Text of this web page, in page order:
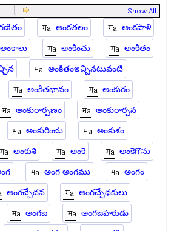
Show All
అంకతలం
అంకపాళి
అంకాలు అంకించు
అంకితం
అంకితంఇచ్చినటువంటి
అంకితభావం
అంకురం
అంకురార్పణం
అంకురార్పన
అంకురించు
అంకుశం
అంకుశి అంకె
అంకెగొను
అంగ అంగము
అంగం
అంగచ్చేదన
అంగచ్చేధకులు
అంగజ
అంగజహరుడు